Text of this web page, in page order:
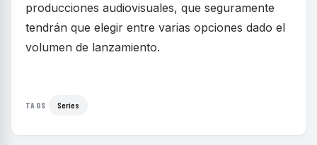
producciones audiovisuales, que seguramente
tendrán que elegir entre varias opciones dado el
volumen de lanzamiento.
TAGS Series